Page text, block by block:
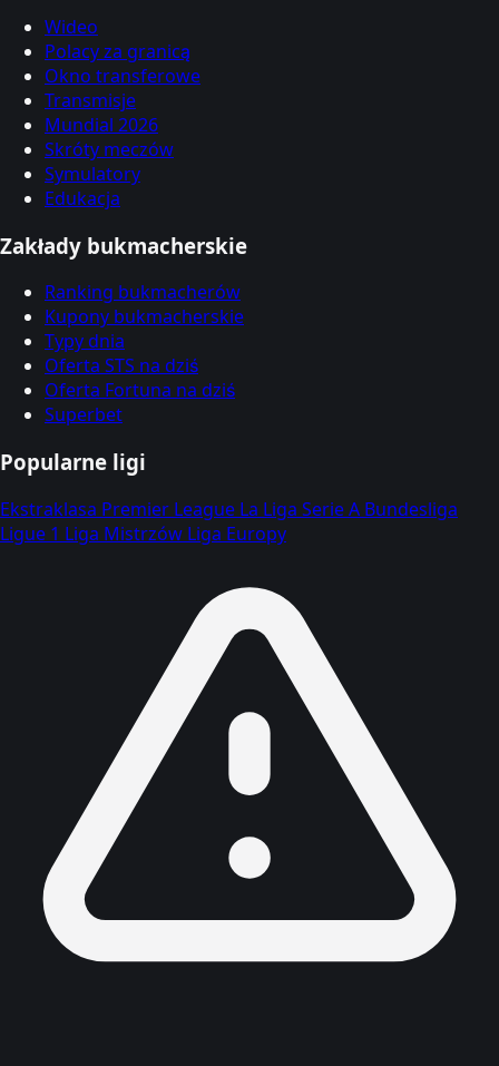
Wideo
Polacy za granicą
Okno transferowe
Transmisje
Mundial 2026
Skróty meczów
Symulatory
Edukacja
Zakłady bukmacherskie
Ranking bukmacherów
Kupony bukmacherskie
Typy dnia
Oferta STS na dziś
Oferta Fortuna na dziś
Superbet
Popularne ligi
Ekstraklasa Premier League La Liga Serie A Bundesliga
Ligue 1 Liga Mistrzów Liga Europy